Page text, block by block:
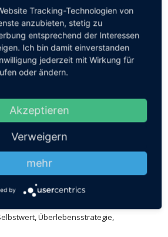
Liste an, was Sie alles
wie auch in PTBS 10
Sie Sich immer wieder selbst
was Sie schon alles
6.
,Download,
,giftige Gedanken
Überlebensstrategie
Tracking-Technologien von
anzubieten, stetig zu
entsprechend der Interessen
Ich bin damit einverstanden
jederzeit mit Wirkung für
oder ändern.
Akzeptieren
Verweigern
mehr
by